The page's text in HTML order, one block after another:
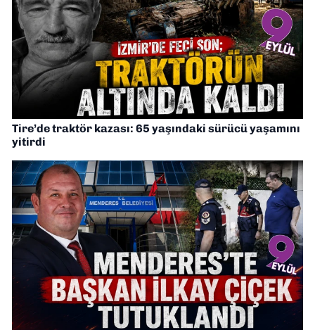
Tire’de traktör kazası: 65 yaşındaki sürücü yaşamını
yitirdi